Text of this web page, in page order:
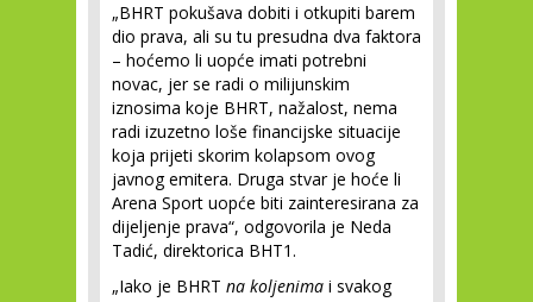
„BHRT pokušava dobiti i otkupiti barem
dio prava, ali su tu presudna dva faktora
– hoćemo li uopće imati potrebni
novac, jer se radi o milijunskim
iznosima koje BHRT, nažalost, nema
radi izuzetno loše financijske situacije
koja prijeti skorim kolapsom ovog
javnog emitera. Druga stvar je hoće li
Arena Sport uopće biti zainteresirana za
dijeljenje prava“, odgovorila je Neda
Tadić, direktorica BHT1.
„Iako je BHRT na koljenima i svakog